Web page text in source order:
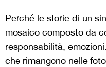
Perché le storie di un
mosaico composto da
responsabilità,
che rimangono nelle